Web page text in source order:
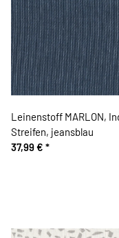
Leinenstoff MARLON,
Streifen, jeansblau
37,99 € *